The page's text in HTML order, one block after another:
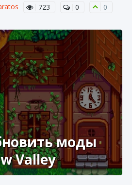
Egg в Stardew Valley
1 244 0 0
723 0 0
моды
Valley